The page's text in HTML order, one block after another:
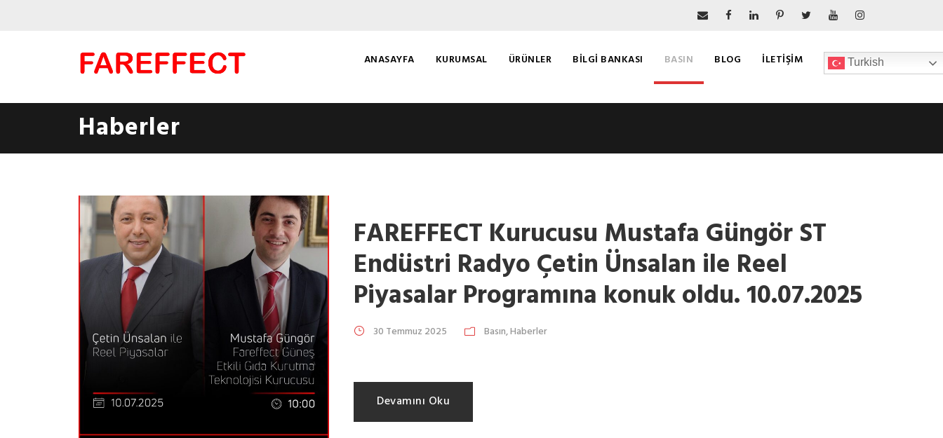
ANASAYFA KURUMSAL ÜRÜNLER BILGI BANKASI BASIN BLOG İLETIŞIM Turkish
Haberler
FAREFFECT Kurucusu Mustafa Güngör ST
Endüstri Radyo Çetin Ünsalan ile Reel
Piyasalar Programına konuk oldu. 10.07.2025
30 Temmuz 2025 Basın,Haberler
Devamını Oku